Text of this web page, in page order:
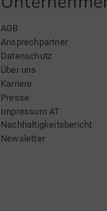
AGB
Ansprechpartner
Datenschutz
Über uns
Karriere
Presse
Impressum AT
Nachhaltigkeitsbericht
Newsletter